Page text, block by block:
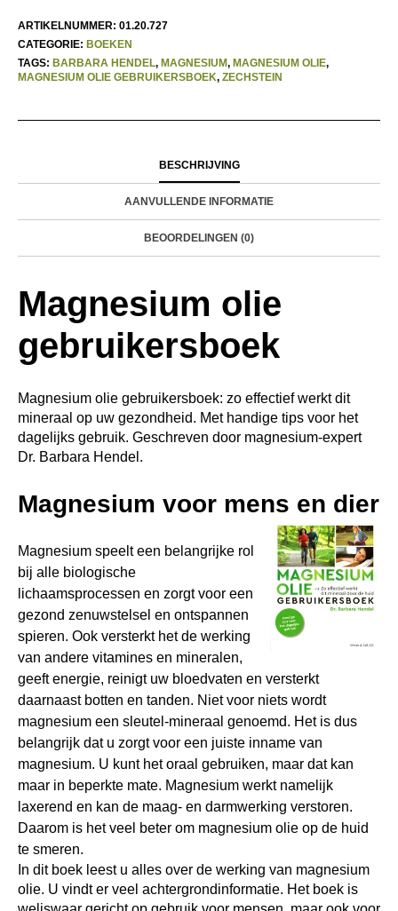
ARTIKELNUMMER: 01.20.727
CATEGORIE: BOEKEN
TAGS: BARBARA HENDEL, MAGNESIUM, MAGNESIUM OLIE,
MAGNESIUM OLIE GEBRUIKERSBOEK, ZECHSTEIN
BESCHRIJVING
AANVULLENDE INFORMATIE
BEOORDELINGEN (0)
Magnesium olie
gebruikersboek
Magnesium olie gebruikersboek: zo effectief werkt dit
mineraal op uw gezondheid. Met handige tips voor het
dagelijks gebruik. Geschreven door magnesium-expert
Dr. Barbara Hendel.
Magnesium voor mens en dier
Magnesium speelt een belangrijke rol
bij alle biologische
lichaamsprocessen en zorgt voor een
gezond zenuwstelsel en ontspannen
spieren. Ook versterkt het de werking
van andere vitamines en mineralen,
geeft energie, reinigt uw bloedvaten en versterkt
daarnaast botten en tanden. Niet voor niets wordt
magnesium een sleutel-mineraal genoemd. Het is dus
belangrijk dat u zorgt voor een juiste inname van
magnesium. U kunt het oraal gebruiken, maar dat kan
maar in beperkte mate. Magnesium werkt namelijk
laxerend en kan de maag- en darmwerking verstoren.
Daarom is het veel beter om magnesium olie op de huid
te smeren.
In dit boek leest u alles over de werking van magnesium
olie. U vindt er veel achtergrondinformatie. Het boek is